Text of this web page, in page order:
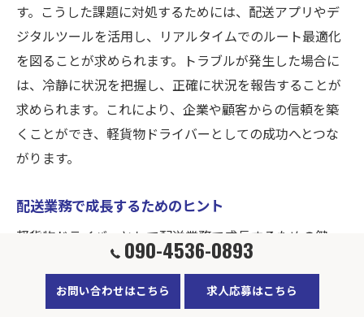
す。こうした課題に対処するためには、配送アプリやデ
ジタルツールを活用し、リアルタイムでのルート最適化
を図ることが求められます。トラブルが発生した場合に
は、冷静に状況を把握し、正確に状況を報告することが
求められます。これにより、企業や顧客からの信頼を築
くことができ、軽貨物ドライバーとしての成功へとつな
がります。
配送業務で成長するためのヒント
軽貨物ドライバーとして配送業務で成長するための鍵
は、効率的なルート設定と顧客対応にあります。東京都
八王子市では、未経験者でも安心して始められる新人教
育プログラムが用意されており、必要なスキルを習得す
090-4536-0893
お問い合わせはこちら 求人応募はこちら